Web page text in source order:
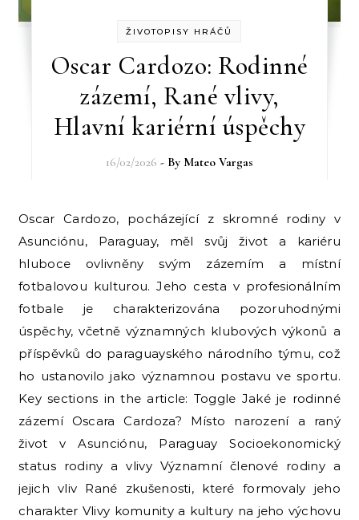
ŽIVOTOPISY HRÁČŮ
Oscar Cardozo: Rodinné
zázemí, Rané vlivy,
Hlavní kariérní úspěchy
16/02/2026 - By Mateo Vargas
Oscar Cardozo, pocházející z skromné rodiny v
Asunciónu, Paraguay, měl svůj život a kariéru
hluboce ovlivněny svým zázemím a místní
fotbalovou kulturou. Jeho cesta v profesionálním
fotbale je charakterizována pozoruhodnými
úspěchy, včetně významných klubových výkonů a
příspěvků do paraguayského národního týmu, což
ho ustanovilo jako významnou postavu ve sportu.
Key sections in the article: Toggle Jaké je rodinné
zázemí Oscara Cardoza? Místo narození a raný
život v Asunciónu, Paraguay Socioekonomický
status rodiny a vlivy Významní členové rodiny a
jejich vliv Rané zkušenosti, které formovaly jeho
charakter Vlivy komunity a kultury na jeho výchovu